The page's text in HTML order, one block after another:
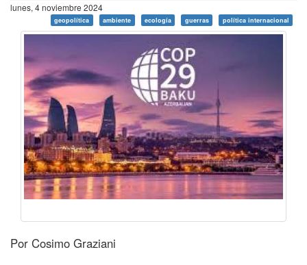
lunes, 4 noviembre 2024
geopolítica ambiente ecología guerras política internacional
Por Cosimo Graziani